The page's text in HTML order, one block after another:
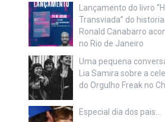
Lançamento do livro
Transviada” do
Ronald Canabarro
no Rio de Janeiro
Uma pequena
Lia Samira sobre a
do Orgulho Freak no
Especial dia dos pais…